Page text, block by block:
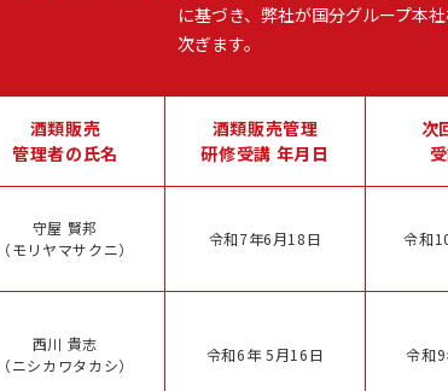
に基づき、弊社が国分グループ本
次ぎます。
酒類販売
管理者の氏名
酒類販売管理
研修受講 年月日
次
守屋 賢邦
（モリヤマサクニ）
令和7年6月18日 令和
西川 貴志
（ニシカワタカシ）
令和6年 5月16日 令和